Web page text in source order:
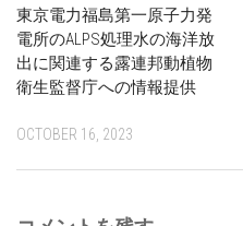
東京電力福島第一原子力発
電所のALPS処理水の海洋放
出に関連する露連邦動植物
衛生監督庁への情報提供
OCTOBER 16, 2023